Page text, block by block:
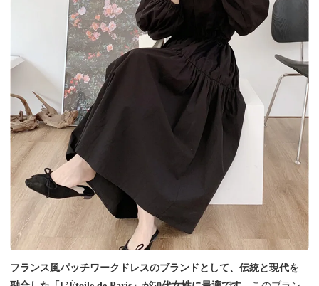
フランス風パッチワークドレスのブランドとして、伝統と現代を